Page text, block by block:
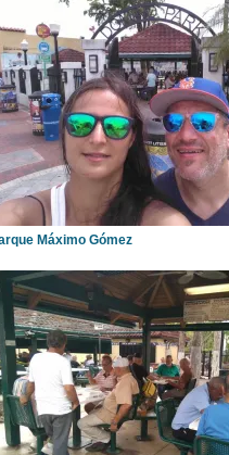
Máximo Gómez